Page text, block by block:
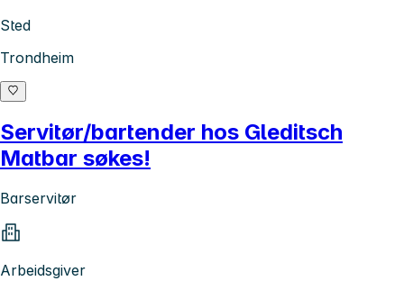
Sted
Trondheim
Servitør/bartender hos Gleditsch
Matbar søkes!
Barservitør
Arbeidsgiver